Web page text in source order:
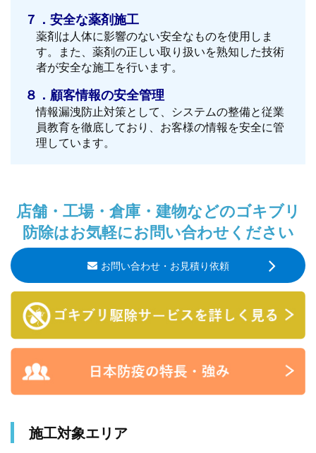
７．安全な薬剤施工
薬剤は人体に影響のない安全なものを使用しま
す。また、薬剤の正しい取り扱いを熟知した技術
者が安全な施工を行います。
８．顧客情報の安全管理
情報漏洩防止対策として、システムの整備と従業
員教育を徹底しており、お客様の情報を安全に管
理しています。
店舗・工場・倉庫・建物などのゴキブリ
防除はお気軽にお問い合わせください
お問い合わせ・お見積り依頼
施工対象エリア